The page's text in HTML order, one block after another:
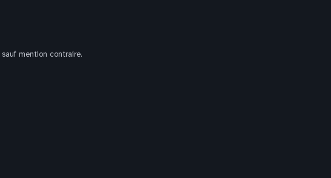
sauf mention contraire.